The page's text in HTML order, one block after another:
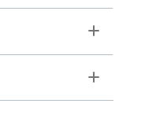
Toggle
Toggle